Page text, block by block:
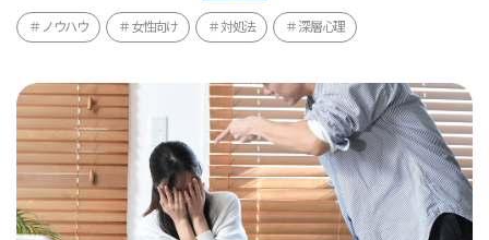
ノウハウ 女性向け 対処法 深層心理